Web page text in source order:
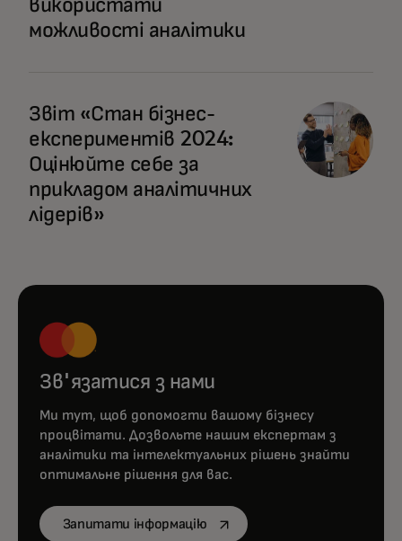
використати
можливості аналітики
Звіт «Стан бізнес-
експериментів 2024:
Оцінюйте себе за
прикладом аналітичних
лідерів»
Зв'язатися з нами
Ми тут, щоб допомогти вашому бізнесу
процвітати. Дозвольте нашим експертам з
аналітики та інтелектуальних рішень знайти
оптимальне рішення для вас.
Запитати інформаціюopens in a new tab